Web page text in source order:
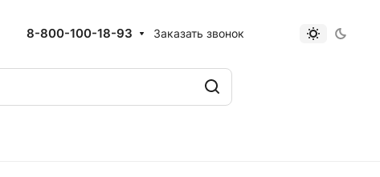
8-800-100-18-93 Заказать звонок